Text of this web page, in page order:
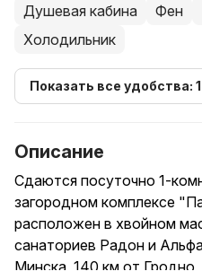
Душевая кабина
Фен
Холодильник
Показать все удобства:
Описание
Сдаются посуточно 1-
загородном комплексе
расположен в хвойном
санаториев Радон и
Минска, 140 км от